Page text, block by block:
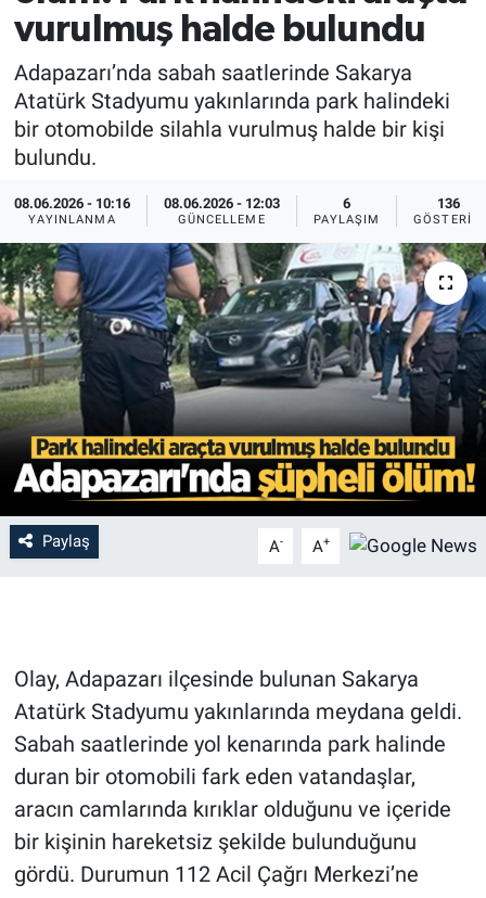
vurulmuş halde bulundu
Adapazarı’nda sabah saatlerinde Sakarya
Atatürk Stadyumu yakınlarında park halindeki
bir otomobilde silahla vurulmuş halde bir kişi
bulundu.
08.06.2026 - 10:16
YAYINLANMA
08.06.2026 - 12:03
GÜNCELLEME
6
PAYLAŞIM
136
GÖSTERIM
Paylaş A- A+
Olay, Adapazarı ilçesinde bulunan Sakarya
Atatürk Stadyumu yakınlarında meydana geldi.
Sabah saatlerinde yol kenarında park halinde
duran bir otomobili fark eden vatandaşlar,
aracın camlarında kırıklar olduğunu ve içeride
bir kişinin hareketsiz şekilde bulunduğunu
gördü. Durumun 112 Acil Çağrı Merkezi’ne
EĞİTİM
MAGAZİN
ÖZEL HABER
HALK54 PANORAMA